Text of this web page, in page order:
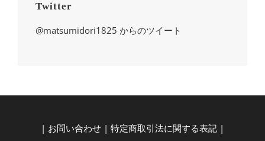
Twitter
@matsumidori1825 からのツイート
| お問い合わせ | 特定商取引法に関する表記 |